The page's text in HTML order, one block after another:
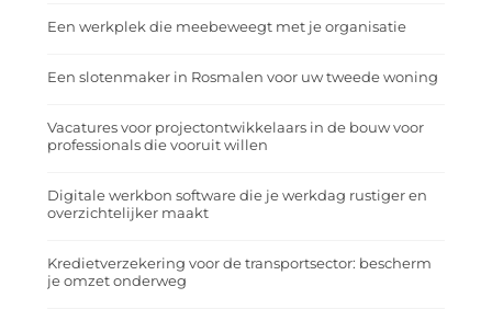
Een werkplek die meebeweegt met je organisatie
Een slotenmaker in Rosmalen voor uw tweede woning
Vacatures voor projectontwikkelaars in de bouw voor
professionals die vooruit willen
Digitale werkbon software die je werkdag rustiger en
overzichtelijker maakt
Kredietverzekering voor de transportsector: bescherm
je omzet onderweg